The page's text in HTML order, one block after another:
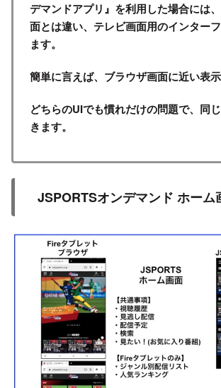
デマンドアプリ』を利用した場合には
面とは違い、テレビ画面用のインター
ます。
簡単に言えば、ブラウザ画面に近い表示
どちらのUIでも慣れだけの問題で、同
きます。
JSPORTSオンデマンド ホーム